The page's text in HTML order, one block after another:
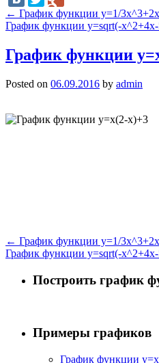
← График функции y=1/
График функции y=sqrt(-
График функции
Posted on 06.09.2016 by admin
← График функции y=1/
График функции y=sqrt(-
Построить график
Примеры графиков
График функции